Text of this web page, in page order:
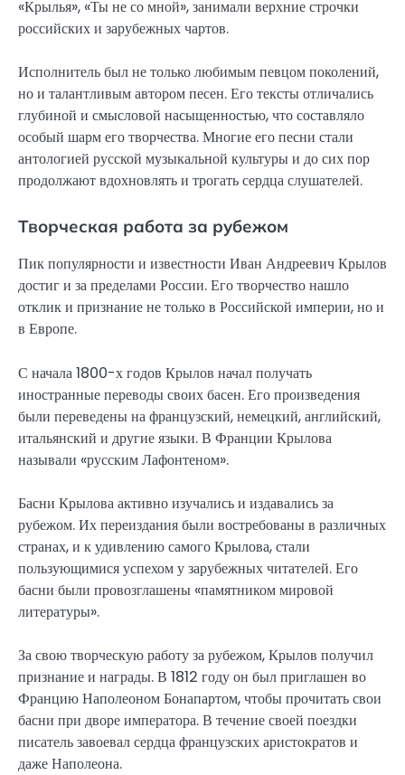
«Крылья», «Ты не со мной», занимали верхние строчки
российских и зарубежных чартов.
Исполнитель был не только любимым певцом поколений,
но и талантливым автором песен. Его тексты отличались
глубиной и смысловой насыщенностью, что составляло
особый шарм его творчества. Многие его песни стали
антологией русской музыкальной культуры и до сих пор
продолжают вдохновлять и трогать сердца слушателей.
Творческая работа за рубежом
Пик популярности и известности Иван Андреевич Крылов
достиг и за пределами России. Его творчество нашло
отклик и признание не только в Российской империи, но и
в Европе.
С начала 1800-х годов Крылов начал получать
иностранные переводы своих басен. Его произведения
были переведены на французский, немецкий, английский,
итальянский и другие языки. В Франции Крылова
называли «русским Лафонтеном».
Басни Крылова активно изучались и издавались за
рубежом. Их переиздания были востребованы в различных
странах, и к удивлению самого Крылова, стали
пользующимися успехом у зарубежных читателей. Его
басни были провозглашены «памятником мировой
литературы».
За свою творческую работу за рубежом, Крылов получил
признание и награды. В 1812 году он был приглашен во
Францию Наполеоном Бонапартом, чтобы прочитать свои
басни при дворе императора. В течение своей поездки
писатель завоевал сердца французских аристократов и
даже Наполеона.